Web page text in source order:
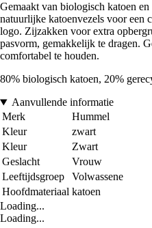
Gemaakt van biologisch katoen
natuurlijke katoenvezels voor een
logo. Zijzakken voor extra
pasvorm, gemakkelijk te dragen.
comfortabel te houden.
80% biologisch katoen, 20%
Aanvullende informatie
Merk
Hummel
Kleur
zwart
Kleur
Zwart
Geslacht
Vrouw
Leeftijdsgroep
Volwassene
Hoofdmateriaal katoen
Loading...
Loading...